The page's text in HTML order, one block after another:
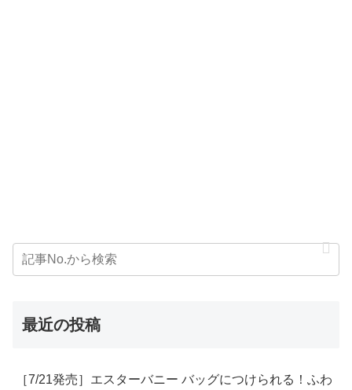
最近の投稿
［7/21発売］エスターバニー バッグにつけられる！ふわ